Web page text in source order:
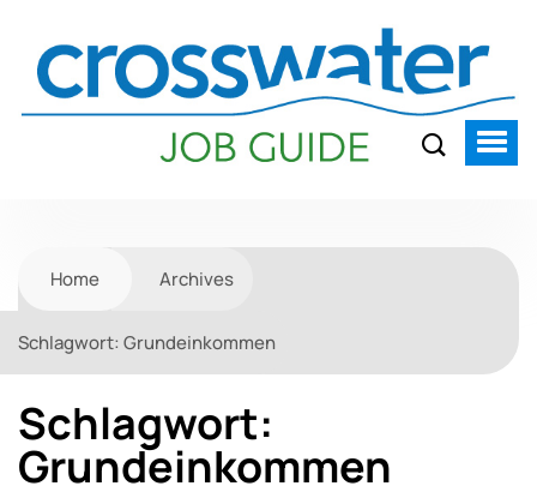
Home Archives
Schlagwort: Grundeinkommen
Schlagwort:
Grundeinkommen